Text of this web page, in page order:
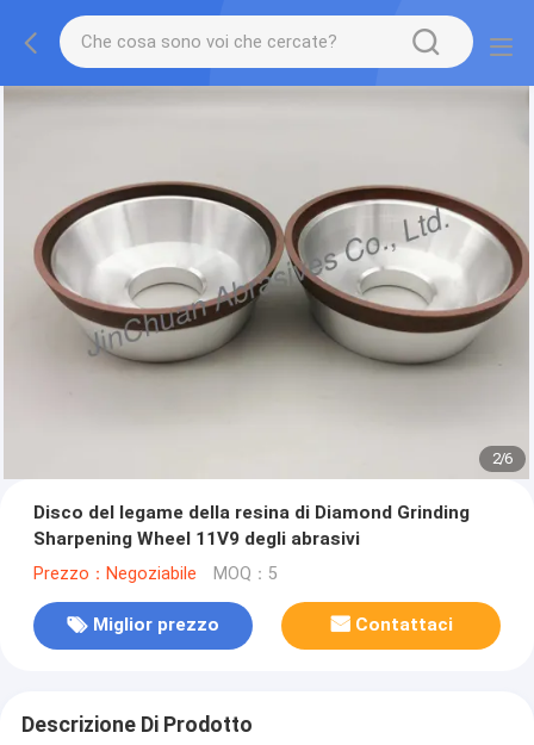
2/6
Disco del legame della resina di Diamond Grinding
Sharpening Wheel 11V9 degli abrasivi
Prezzo：Negoziabile MOQ：5
Miglior prezzo Contattaci
Descrizione Di Prodotto